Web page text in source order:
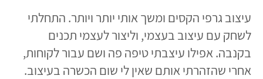
עיצוב גרפי הקסים ומשך אותי יותר ויותר. התחלתי
לשחק עם עיצוב בעצמי, וליצור לעצמי תכנים
בקנבה. אפילו עיצבתי טיפה פה ושם עבור לקוחות,
אחרי שהזהרתי אותם שאין לי שום הכשרה בעיצוב.